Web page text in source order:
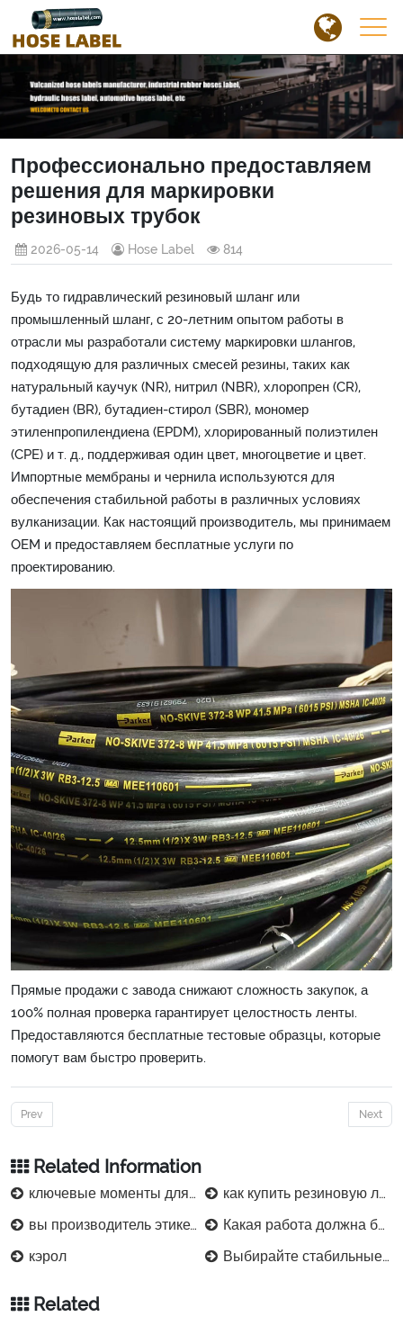
Профессионально предоставляем
решения для маркировки
резиновых трубок
2026-05-14 Hose Label 814
Будь то гидравлический резиновый шланг или
промышленный шланг, с 20-летним опытом работы в
отрасли мы разработали систему маркировки шлангов,
подходящую для различных смесей резины, таких как
натуральный каучук (NR), нитрил (NBR), хлоропрен (CR),
бутадиен (BR), бутадиен-стирол (SBR), мономер
этиленпропилендиена (EPDM), хлорированный полиэтилен
(CPE) и т. д., поддерживая один цвет, многоцветие и цвет.
Импортные мембраны и чернила используются для
обеспечения стабильной работы в различных условиях
вулканизации. Как настоящий производитель, мы принимаем
OEM и предоставляем бесплатные услуги по
проектированию.
Прямые продажи с завода снижают сложность закупок, а
100% полная проверка гарантирует целостность ленты.
Предоставляются бесплатные тестовые образцы, которые
помогут вам быстро проверить.
Prev Next
Related Information
ключевые моменты для изготовления меток резинового шланга
как купить резиновую ленту для переноса вулканизации?
вы производитель этикеток для шлангов?
Какая работа должна быть выполнена до печати гидравлических ярлыков шланга?
кэрол
Выбирайте стабильные этикетки для вулканизации резиновых шлангов, чтобы эффективно сократить расходы.
Related